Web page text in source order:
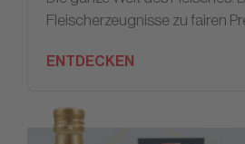
Fleischerzeugnisse zu fairen
ENTDECKEN